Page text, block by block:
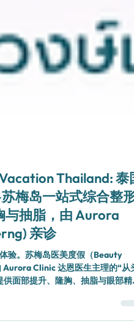
Thailand: 泰
梅岛一站式综合整
抽脂，由 Aurora
亲诊
验。苏梅岛医美度假（Beauty
Clinic 达恩医生主理的“从
面部提升、隆胸、抽脂与眼部精